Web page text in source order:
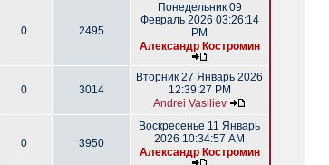
0 2495
Понедельник 09
Февраль 2026 03:26:14
PM
Александр Костромин
0 3014
Вторник 27 Январь 2026
12:39:27 PM
Andrei Vasiliev
0 3950
Воскресенье 11 Январь
2026 10:34:57 AM
Александр Костромин